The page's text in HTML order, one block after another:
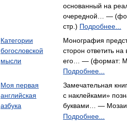
основанный на
очередной… —
стр.) Подробнее...
Категории
богословской
мысли
Монография
сторон ответить
его… — (формат:
Подробнее...
Моя первая
английская
азбука
Замечательная
с наклейками»
буквами… —
Подробнее...